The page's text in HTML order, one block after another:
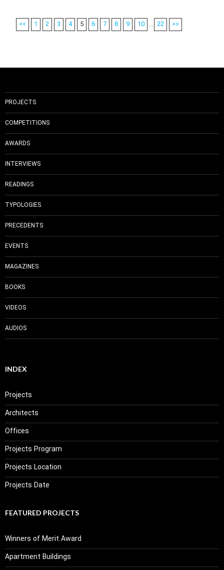
<< 1 2 3 4 5 6 7 8 9 10 ... 22 >>
PROJECTS
COMPETITIONS
AWARDS
INTERVIEWS
READINGS
TYPOLOGIES
PRECEDENTS
EVENTS
MAGAZINES
BOOKS
VIDEOS
AUDIOS
INDEX
Projects
Architects
Offices
Projects Program
Projects Location
Projects Date
FEATURED PROJECTS
Winners of Merit Award
Apartment Buildings